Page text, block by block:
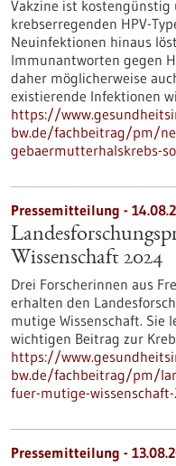
Vakzine ist kostengünstig
krebserregenden HPV-
Neuinfektionen hinaus
Immunantworten gegen
daher möglicherweise
existierende Infektionen
https://
bw.de/fachbeitrag/pm/
gebaermutterhalskrebs-
Pressemitteilung -
Wissenschaft 2024
Drei Forscherinnen aus
erhalten den
mutige Wissenschaft.
wichtigen Beitrag zur
https://
bw.de/fachbeitrag/pm/
fuer-mutige-
Pressemitteilung -